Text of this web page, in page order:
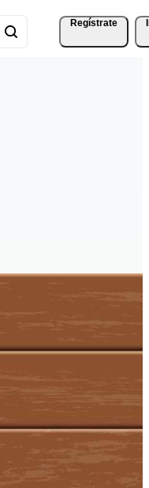
Regístrate